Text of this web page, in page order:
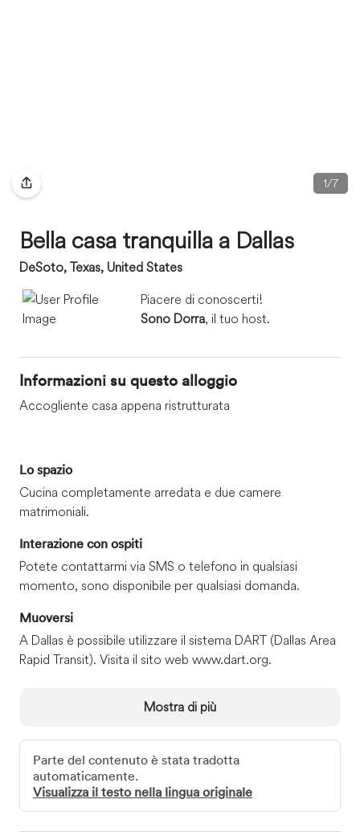
1/7
Bella casa tranquilla a Dallas
DeSoto, Texas, United States
Piacere di conoscerti!
Sono Dorra, il tuo host.
Informazioni su questo alloggio
Accogliente casa appena ristrutturata
Lo spazio
Cucina completamente arredata e due camere
matrimoniali.
Interazione con ospiti
Potete contattarmi via SMS o telefono in qualsiasi
momento, sono disponibile per qualsiasi domanda.
Muoversi
A Dallas è possibile utilizzare il sistema DART (Dallas Area
Rapid Transit). Visita il sito web www.dart.org.
Mostra di più
Parte del contenuto è stata tradotta
automaticamente.
Visualizza il testo nella lingua originale